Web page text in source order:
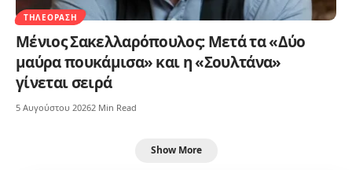
ΤΗΛΕΌΡΑΣΗ
Μένιος Σακελλαρόπουλος: Μετά τα «Δύο
μαύρα πουκάμισα» και η «Σουλτάνα»
γίνεται σειρά
5 Αυγούστου 20262 Min Read
Show More